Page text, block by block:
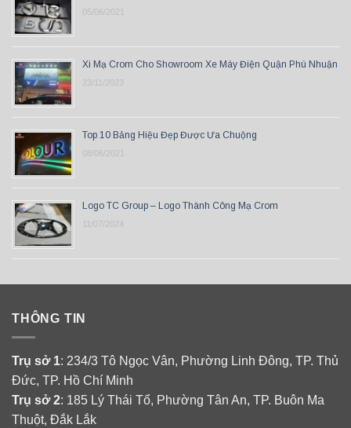
05/06/2021
Xi Mạ Crom Cho Showroom Xe Máy Điện Quận Phú Nhuận
23/11/2023
Top 10 Bảng Hiệu Đẹp Được Ưa Chuộng
08/06/2021
Logo TC Group – Logo Thành Công Mạ Crom
11/07/2024
THÔNG TIN
Trụ sở 1: 234/3 Tô Ngọc Vân, Phường Linh Đông, TP. Thủ
Đức, TP. Hồ Chí Minh
Trụ sở 2: 185 Lý Thái Tổ, Phường Tân An, TP. Buôn Ma
Thuột, Đắk Lắk